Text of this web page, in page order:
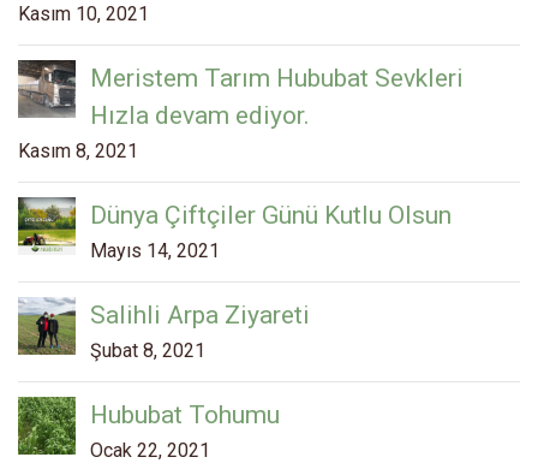
Kasım 10, 2021
Meristem Tarım Hububat Sevkleri
Hızla devam ediyor.
Kasım 8, 2021
Dünya Çiftçiler Günü Kutlu Olsun
Mayıs 14, 2021
Salihli Arpa Ziyareti
Şubat 8, 2021
Hububat Tohumu
Ocak 22, 2021